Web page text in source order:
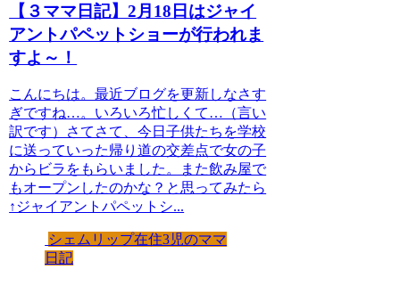
【３ママ日記】2月18日はジャイ
アントパペットショーが行われま
すよ～！
こんにちは。最近ブログを更新しなさす
ぎですね…。いろいろ忙しくて…（言い
訳です）さてさて、今日子供たちを学校
に送っていった帰り道の交差点で女の子
からビラをもらいました。また飲み屋で
もオープンしたのかな？と思ってみたら
↑ジャイアントパペットシ...
シェムリップ在住3児のママ
日記